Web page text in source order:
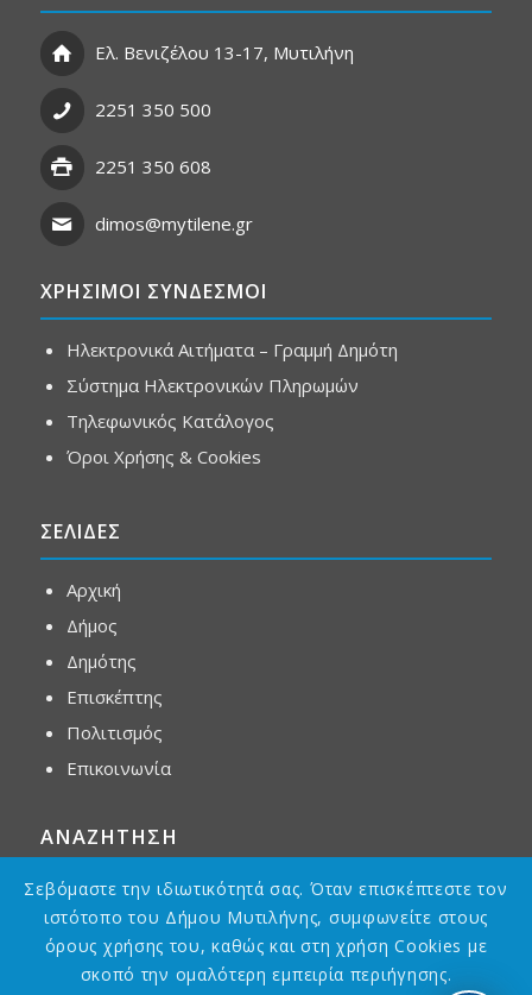
Ελ. Βενιζέλου 13-17, Μυτιλήνη
2251 350 500
2251 350 608
dimos@mytilene.gr
ΧΡΗΣΙΜΟΙ ΣΥΝΔΕΣΜΟΙ
Ηλεκτρονικά Αιτήματα – Γραμμή Δημότη
Σύστημα Ηλεκτρονικών Πληρωμών
Τηλεφωνικός Κατάλογος
Όροι Χρήσης & Cookies
ΣΕΛΙΔΕΣ
Αρχική
Δήμος
Δημότης
Επισκέπτης
Πολιτισμός
Επικοινωνία
ΑΝΑΖΗΤΗΣΗ
Σεβόμαστε την ιδιωτικότητά σας. Όταν επισκέπτεστε τον
ιστότοπο του Δήμου Μυτιλήνης, συμφωνείτε στους
όρους χρήσης του, καθώς και στη χρήση Cookies με
σκοπό την ομαλότερη εμπειρία περιήγησης.